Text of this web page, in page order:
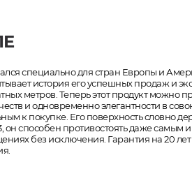
специально для стран Европы и
история его успешных продаж и
метров. Теперь этот продукт можно
и одновременно элегантности в
к покупке. Его поверхность словно
он способен противостоять даже
без исключения. Гарантия на 20